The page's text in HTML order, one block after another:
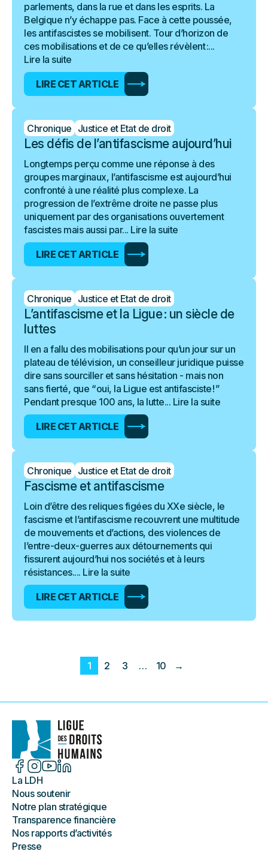
parlements, dans la rue et dans les esprits. La
Belgique n’y échappe pas. Face à cette poussée,
les antifascistes se mobilisent. Tour d’horizon de
ces mobilisations et de ce qu’elles révèlent :...
Lire la suite
LIRE CET ARTICLE
Chronique Justice et Etat de droit
Les défis de l’antifascisme aujourd’hui
Longtemps perçu comme une réponse à des
groupes marginaux, l’antifascisme est aujourd’hui
confronté à une réalité plus complexe. La
progression de l’extrême droite ne passe plus
uniquement par des organisations ouvertement
fascistes mais aussi par... Lire la suite
LIRE CET ARTICLE
Chronique Justice et Etat de droit
L’antifascisme et la Ligue : un siècle de
luttes
Il en a fallu des mobilisations pour qu’un jour sur un
plateau de télévision, un conseilleur juridique puisse
dire sans sourciller et sans hésitation - mais non
sans fierté, que “ oui, la Ligue est antifasciste ! ”
Pendant presque 100 ans, la lutte... Lire la suite
LIRE CET ARTICLE
Chronique Justice et Etat de droit
Fascisme et antifascisme
Loin d’être des reliques figées du XXe siècle, le
fascisme et l’antifascisme recouvrent une multitude
de mouvements et d’actions, des violences de
l’entre-deux-guerres aux détournements qui
fissurent aujourd’hui nos sociétés et à leurs
résistances.... Lire la suite
LIRE CET ARTICLE
1 2 3 … 10 →
La LDH
Nous soutenir
Notre plan stratégique
Transparence financière
Nos rapports d’activités
Presse